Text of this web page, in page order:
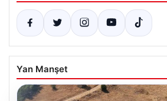
Yan Manşet